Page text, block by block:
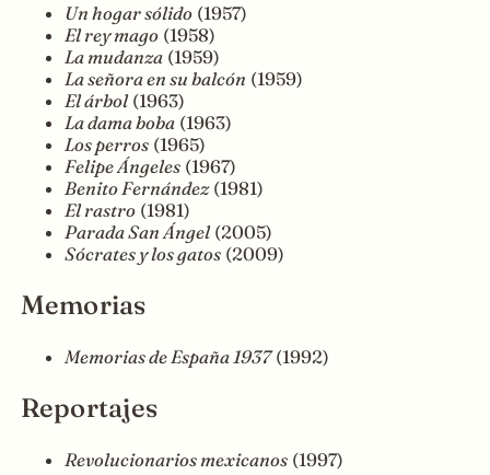
Un hogar sólido(1957)
El rey mago(1958)
La mudanza(1959)
La señora en su balcón (1959)
El árbol(1963)
La dama boba(1963)
Los perros(1965)
Felipe Ángeles(1967)
Benito Fernández(1981)
El rastro(1981)
Parada San Ángel(2005)
Sócrates y los gatos(2009)
Memorias
Memorias de España 1937(1992)
Reportajes
Revolucionarios mexicanos(1997)